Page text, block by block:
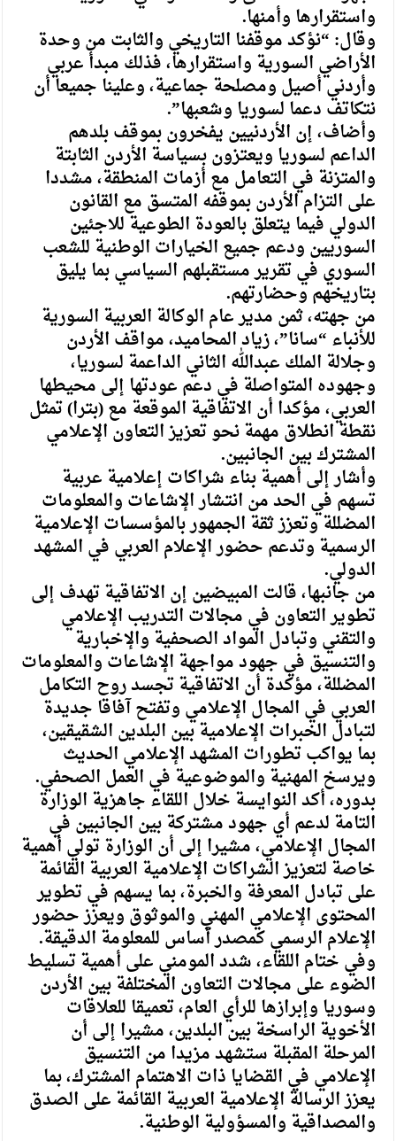
واستقرارها وأمنها.
وقال: “نؤكد موقفنا التاريخي والثابت من وحدة
الأراضي السورية واستقرارها، فذلك مبدأ عربي
وأردني أصيل ومصلحة جماعية، وعلينا جميعا أن
نتكاتف دعما لسوريا وشعبها”.
وأضاف، إن الأردنيين يفخرون بموقف بلدهم
الداعم لسوريا ويعتزون بسياسة الأردن الثابتة
والمتزنة في التعامل مع أزمات المنطقة، مشددا
على التزام الأردن بموقفه المتسق مع القانون
الدولي فيما يتعلق بالعودة الطوعية للاجئين
السوريين ودعم جميع الخيارات الوطنية للشعب
السوري في تقرير مستقبلهم السياسي بما يليق
بتاريخهم وحضارتهم.
من جهته، ثمن مدير عام الوكالة العربية السورية
للأنباء “سانا”، زياد المحاميد، مواقف الأردن
وجلالة الملك عبدالله الثاني الداعمة لسوريا،
وجهوده المتواصلة في دعم عودتها إلى محيطها
العربي، مؤكدا أن الاتفاقية الموقعة مع (بترا) تمثل
نقطة انطلاق مهمة نحو تعزيز التعاون الإعلامي
المشترك بين الجانبين.
وأشار إلى أهمية بناء شراكات إعلامية عربية
تسهم في الحد من انتشار الإشاعات والمعلومات
المضللة وتعزز ثقة الجمهور بالمؤسسات الإعلامية
الرسمية وتدعم حضور الإعلام العربي في المشهد
الدولي.
من جانبها، قالت المبيضين إن الاتفاقية تهدف إلى
تطوير التعاون في مجالات التدريب الإعلامي
والتقني وتبادل المواد الصحفية والإخبارية
والتنسيق في جهود مواجهة الإشاعات والمعلومات
المضللة، مؤكدة أن الاتفاقية تجسد روح التكامل
العربي في المجال الإعلامي وتفتح آفاقا جديدة
لتبادل الخبرات الإعلامية بين البلدين الشقيقين،
بما يواكب تطورات المشهد الإعلامي الحديث
ويرسخ المهنية والموضوعية في العمل الصحفي.
بدوره، أكد النوايسة خلال اللقاء جاهزية الوزارة
التامة لدعم أي جهود مشتركة بين الجانبين في
المجال الإعلامي، مشيرا إلى أن الوزارة تولي أهمية
خاصة لتعزيز الشراكات الإعلامية العربية القائمة
على تبادل المعرفة والخبرة، بما يسهم في تطوير
المحتوى الإعلامي المهني والموثوق ويعزز حضور
الإعلام الرسمي كمصدر أساس للمعلومة الدقيقة.
وفي ختام اللقاء، شدد المومني على أهمية تسليط
الضوء على مجالات التعاون المختلفة بين الأردن
وسوريا وإبرازها للرأي العام، تعميقا للعلاقات
الأخوية الراسخة بين البلدين، مشيرا إلى أن
المرحلة المقبلة ستشهد مزيدا من التنسيق
الإعلامي في القضايا ذات الاهتمام المشترك، بما
يعزز الرسالة الإعلامية العربية القائمة على الصدق
والمصداقية والمسؤولية الوطنية.